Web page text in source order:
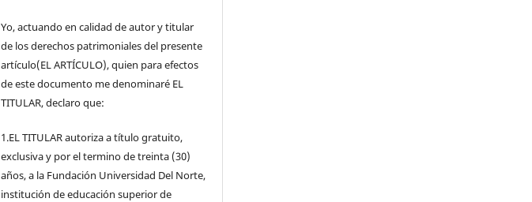
Yo, actuando en calidad de autor y titular
de los derechos patrimoniales del presente
artículo(EL ARTÍCULO), quien para efectos
de este documento me denominaré EL
TITULAR, declaro que:
1.EL TITULAR autoriza a título gratuito,
exclusiva y por el termino de treinta (30)
años, a la Fundación Universidad Del Norte,
institución de educación superior de